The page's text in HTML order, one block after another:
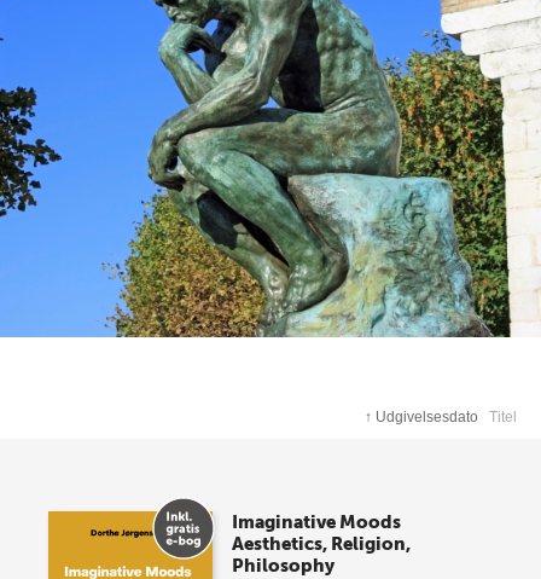
↑ Udgivelsesdato Titel
Imaginative Moods
Aesthetics, Religion,
Philosophy